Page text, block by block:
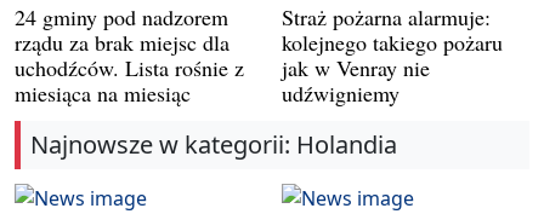
24 gminy pod nadzorem
rządu za brak miejsc dla
uchodźców. Lista rośnie z
miesiąca na miesiąc
Straż pożarna alarmuje:
kolejnego takiego pożaru
jak w Venray nie
udźwigniemy
Najnowsze w kategorii: Holandia